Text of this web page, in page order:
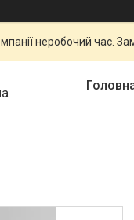
неробочий час.